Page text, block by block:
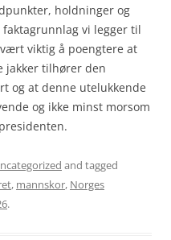
holdninger og
vi legger til
viktig å poengtere at
jakker tilhører den
og at denne utelukkende
og ikke minst morsom
and tagged
, mannskor, Norges
.